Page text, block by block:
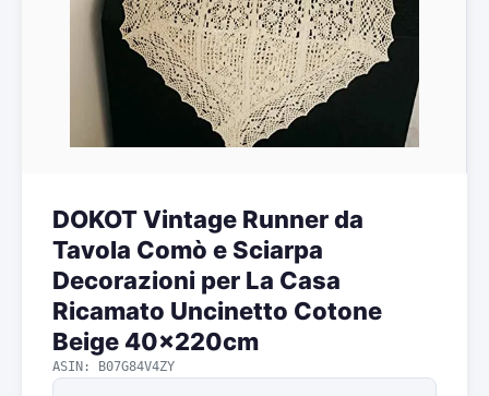
DOKOT Vintage Runner da
Tavola Comò e Sciarpa
Decorazioni per La Casa
Ricamato Uncinetto Cotone
Beige 40x220cm
ASIN: B07G84V4ZY